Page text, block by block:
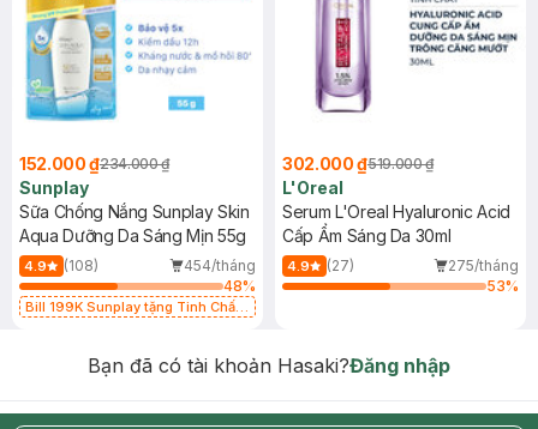
152.000 ₫234.000 ₫
Sunplay
Sữa Chống Nắng Sunplay Skin
Aqua Dưỡng Da Sáng Mịn 55g
4.9 (108)
454/tháng
48%
Bill 199K Sunplay tặng Tinh Chất
302.000 ₫519.000 ₫
L'Oreal
Serum L'Oreal Hyaluronic Acid
Cấp Ẩm Sáng Da 30ml
4.9 (27)
275/tháng
53%
Bạn đã có tài khoản Hasaki?Đăng nhập